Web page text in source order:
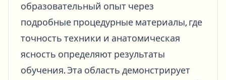
образовательный опыт через
подробные процедурные материалы, где
точность техники и анатомическая
ясность определяют результаты
обучения. Эта область демонстрирует